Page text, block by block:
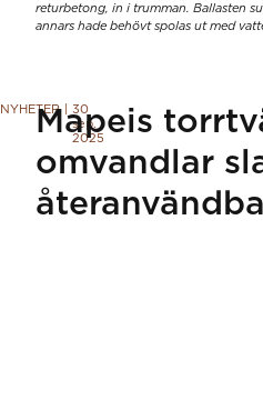
returbetong, in i trumman. Ballasten
annars hade behövt spolas ut med
NYHETER
30
sep.
2025
Mapeis
omvandlar